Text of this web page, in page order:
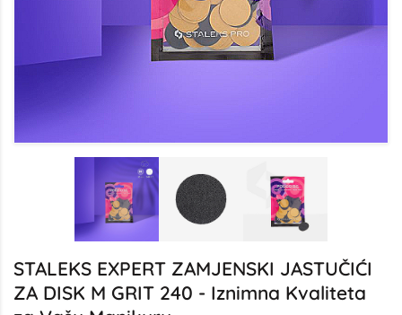
STALEKS EXPERT ZAMJENSKI JASTUČIĆI
ZA DISK M GRIT 240 - Iznimna Kvaliteta